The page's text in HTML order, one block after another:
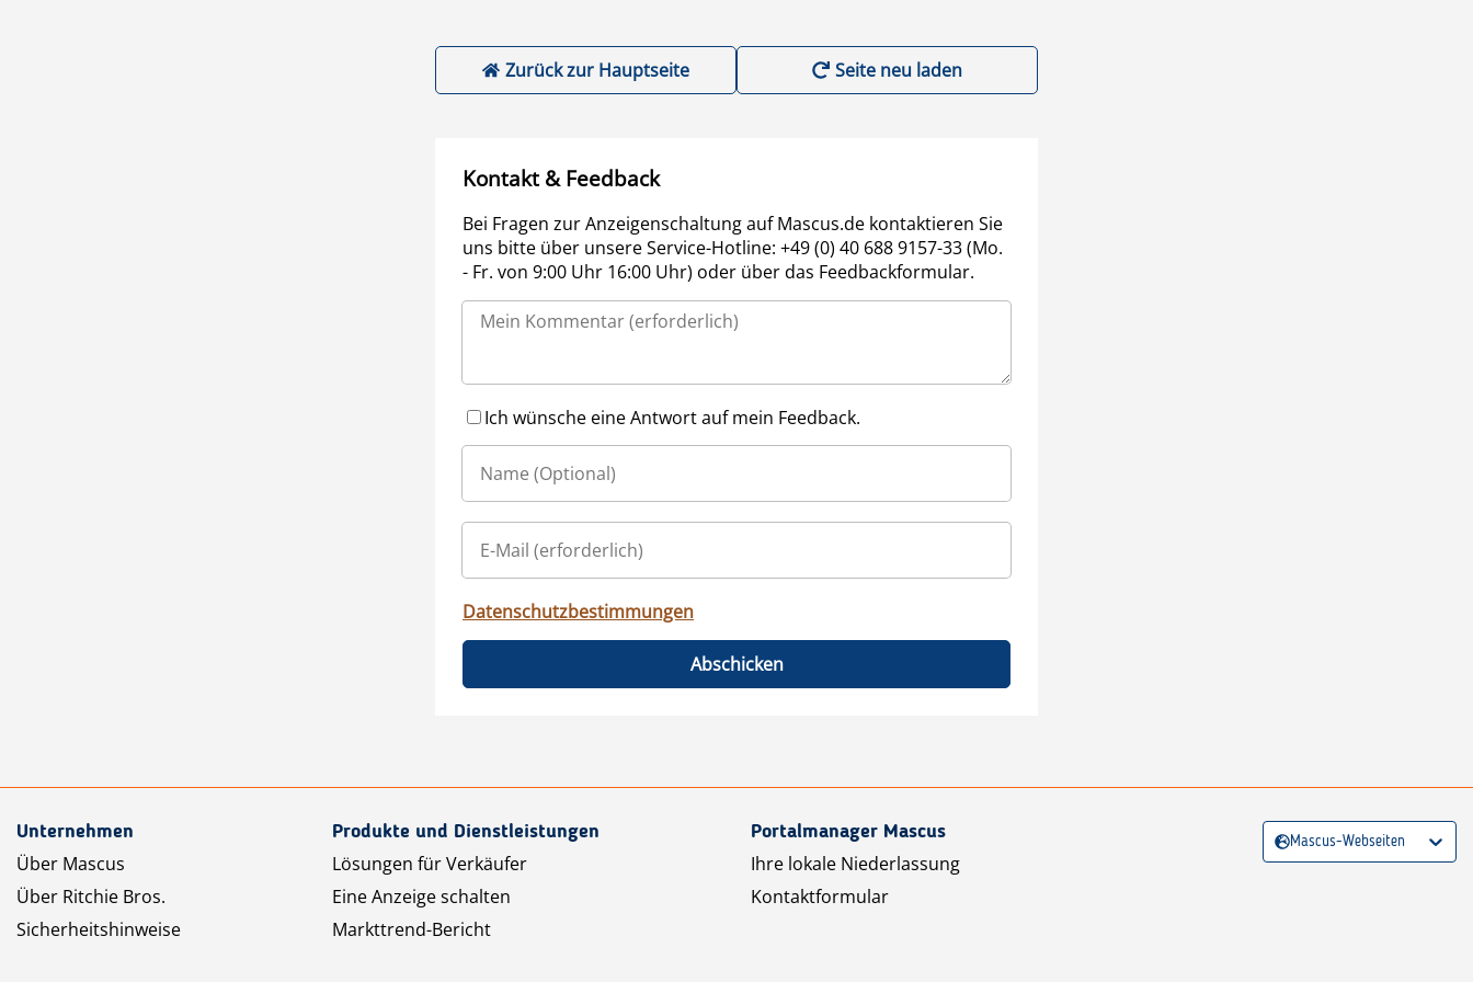
Zurück zur Hauptseite Seite neu laden
Kontakt & Feedback
Bei Fragen zur Anzeigenschaltung auf Mascus.de kontaktieren Sie
uns bitte über unsere Service-Hotline: +49 (0) 40 688 9157-33 (Mo.
- Fr. von 9:00 Uhr 16:00 Uhr) oder über das Feedbackformular.
Ich wünsche eine Antwort auf mein Feedback.
Datenschutzbestimmungen
Abschicken
Unternehmen
Über Mascus
Über Ritchie Bros.
Sicherheitshinweise
Produkte und Dienstleistungen
Lösungen für Verkäufer
Eine Anzeige schalten
Markttrend-Bericht
Portalmanager Mascus
Ihre lokale Niederlassung
Kontaktformular
Mascus-Webseiten